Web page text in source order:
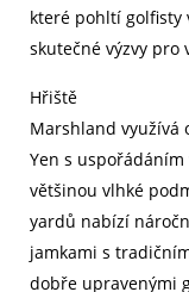
které pohltí golfisty
skutečné výzvy pro
Hřiště
Marshland využívá
Yen s
většinou vlhké
yardů nabízí
jamkami s
dobře upravenými